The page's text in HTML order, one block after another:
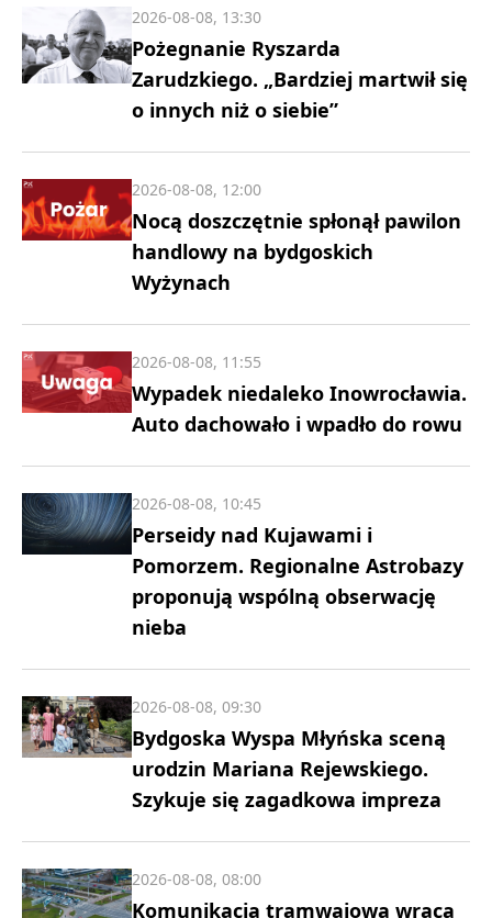
Pożegnanie Ryszarda
Zarudzkiego. „Bardziej martwił się
o innych niż o siebie”
2026-08-08, 13:30
Nocą doszczętnie spłonął pawilon
handlowy na bydgoskich
Wyżynach
2026-08-08, 12:00
Wypadek niedaleko Inowrocławia.
Auto dachowało i wpadło do rowu
2026-08-08, 11:55
Perseidy nad Kujawami i
Pomorzem. Regionalne Astrobazy
proponują wspólną obserwację
nieba
2026-08-08, 10:45
Bydgoska Wyspa Młyńska sceną
urodzin Mariana Rejewskiego.
Szykuje się zagadkowa impreza
2026-08-08, 09:30
Komunikacja tramwajowa wraca
2026-08-08, 08:00